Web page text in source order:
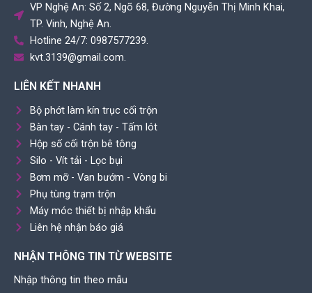
VP Nghệ An: Số 2, Ngõ 68, Đường Nguyễn Thị Minh Khai,
TP. Vinh, Nghệ An.
Hotline 24/7: 0987577239.
kvt.3139@gmail.com.
LIÊN KẾT NHANH
Bộ phớt làm kín trục cối trộn
Bàn tay - Cánh tay - Tấm lót
Hộp số cối trộn bê tông
Silo - Vít tải - Lọc bụi
Bơm mỡ - Van bướm - Vòng bi
Phụ tùng trạm trộn
Máy móc thiết bị nhập khẩu
Liên hệ nhận báo giá
NHẬN THÔNG TIN TỪ WEBSITE
Nhập thông tin theo mẫu